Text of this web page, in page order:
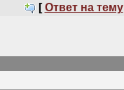
[ Ответ на тему